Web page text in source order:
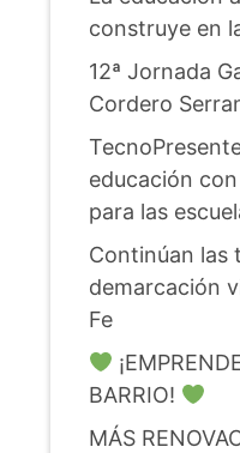
construye en
12ª Jornada
Cordero
educación
para las
Continúan las
demarcación
Fe
BARRIO!
MÁS